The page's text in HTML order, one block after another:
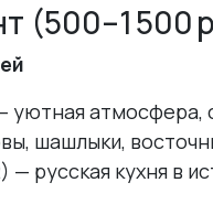
(500–1 500
уютная
шашлыки,
— русская кухня в